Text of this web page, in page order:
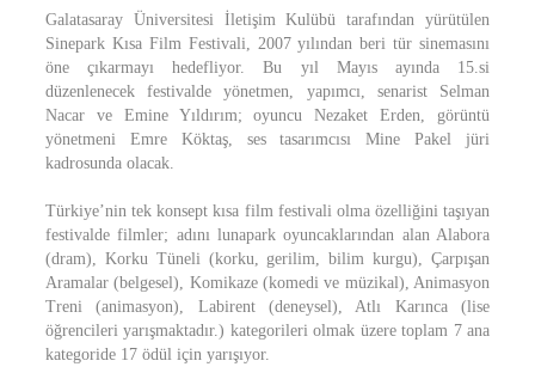
Galatasaray Üniversitesi İletişim Kulübü tarafından yürütülen
Sinepark Kısa Film Festivali, 2007 yılından beri tür sinemasını
öne çıkarmayı hedefliyor. Bu yıl Mayıs ayında 15.si
düzenlenecek festivalde yönetmen, yapımcı, senarist Selman
Nacar ve Emine Yıldırım; oyuncu Nezaket Erden, görüntü
yönetmeni Emre Köktaş, ses tasarımcısı Mine Pakel jüri
kadrosunda olacak.
Türkiye’nin tek konsept kısa film festivali olma özelliğini taşıyan
festivalde filmler; adını lunapark oyuncaklarından alan Alabora
(dram), Korku Tüneli (korku, gerilim, bilim kurgu), Çarpışan
Aramalar (belgesel), Komikaze (komedi ve müzikal), Animasyon
Treni (animasyon), Labirent (deneysel), Atlı Karınca (lise
öğrencileri yarışmaktadır.) kategorileri olmak üzere toplam 7 ana
kategoride 17 ödül için yarışıyor.